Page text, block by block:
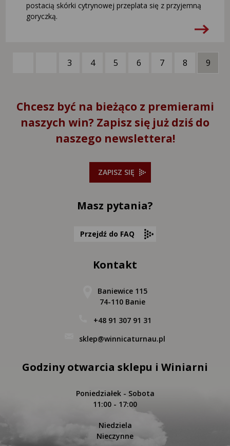
postacią skórki cytrynowej przeplata się z przyjemną
goryczką.
3 4 5 6 7 8 9
Chcesz być na bieżąco z premierami
naszych win? Zapisz się już dziś do
naszego newslettera!
ZAPISZ SIĘ
Masz pytania?
Przejdź do FAQ
Kontakt
Baniewice 115
74-110 Banie
+48 91 307 91 31
sklep@winnicaturnau.pl
Godziny otwarcia sklepu i Winiarni
Poniedziałek - Sobota
11:00 - 17:00
Niedziela
Nieczynne